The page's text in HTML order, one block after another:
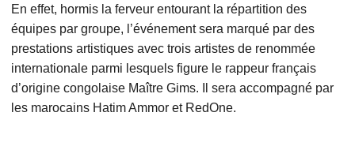
En effet, hormis la ferveur entourant la répartition des
équipes par groupe, l’événement sera marqué par des
prestations artistiques avec trois artistes de renommée
internationale parmi lesquels figure le rappeur français
d’origine congolaise Maître Gims. Il sera accompagné par
les marocains Hatim Ammor et RedOne.